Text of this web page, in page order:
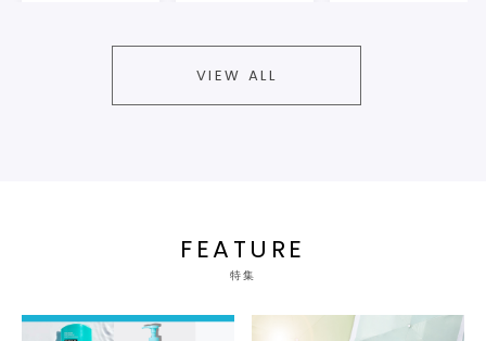
VIEW ALL
FEATURE
特集